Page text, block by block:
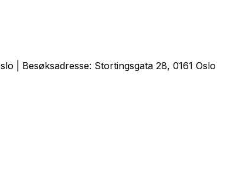
| Besøksadresse: Stortingsgata 28, 0161 Oslo